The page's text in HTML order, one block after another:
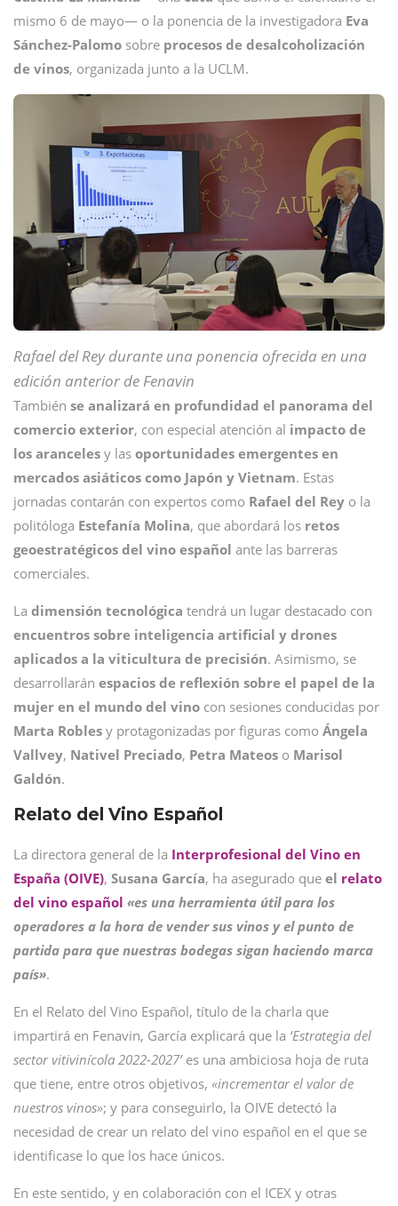
mismo 6 de mayo— o la ponencia de la investigadora Eva
Sánchez-Palomo sobre procesos de desalcoholización
de vinos, organizada junto a la UCLM.
Rafael del Rey durante una ponencia ofrecida en una
edición anterior de Fenavin
También se analizará en profundidad el panorama del
comercio exterior, con especial atención al impacto de
los aranceles y las oportunidades emergentes en
mercados asiáticos como Japón y Vietnam. Estas
jornadas contarán con expertos como Rafael del Rey o la
politóloga Estefanía Molina, que abordará los retos
geoestratégicos del vino español ante las barreras
comerciales.
La dimensión tecnológica tendrá un lugar destacado con
encuentros sobre inteligencia artificial y drones
aplicados a la viticultura de precisión. Asimismo, se
desarrollarán espacios de reflexión sobre el papel de la
mujer en el mundo del vino con sesiones conducidas por
Marta Robles y protagonizadas por figuras como Ángela
Vallvey, Nativel Preciado, Petra Mateos o Marisol
Galdón.
Relato del Vino Español
La directora general de la Interprofesional del Vino en
España (OIVE), Susana García, ha asegurado que el relato
del vino español «es una herramienta útil para los
operadores a la hora de vender sus vinos y el punto de
partida para que nuestras bodegas sigan haciendo marca
país».
En el Relato del Vino Español, título de la charla que
impartirá en Fenavin, García explicará que la ‘Estrategia del
sector vitivinícola 2022-2027’es una ambiciosa hoja de ruta
que tiene, entre otros objetivos, «incrementar el valor de
nuestros vinos»; y para conseguirlo, la OIVE detectó la
necesidad de crear un relato del vino español en el que se
identificase lo que los hace únicos.
En este sentido, y en colaboración con el ICEX y otras